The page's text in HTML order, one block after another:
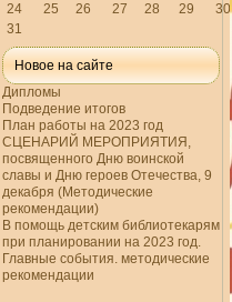
24
25 26 27 28 29
30
31
Новое на сайте
Дипломы
Подведение итогов
План работы на 2023 год
СЦЕНАРИЙ МЕРОПРИЯТИЯ,
посвященного Дню воинской
славы и Дню героев Отечества, 9
декабря (Методические
рекомендации)
В помощь детским библиотекарям
при планировании на 2023 год.
Главные события. методические
рекомендации